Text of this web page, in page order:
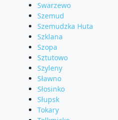
Swarzewo
Szemud
Szemudzka Huta
Szklana
Szopa
Sztutowo
Szyleny
Sławno
Słosinko
Słupsk
Tokary